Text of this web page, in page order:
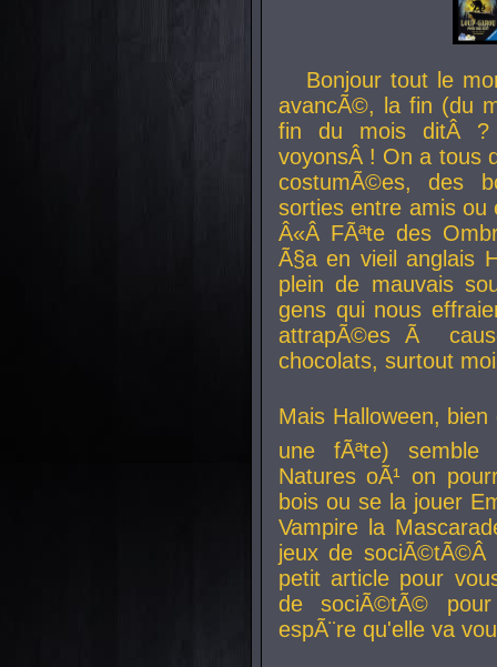
Bonjour tout le
avancÃ©, la fin (du
fin du mois ditÂ ?
voyonsÂ ! On a tous
costumÃ©es, des
sorties entre amis
Â«Â FÃªte des
Ã§a en vieil anglais
plein de mauvais
gens qui nous
attrapÃ©es Ã
chocolats, surtout
Mais Halloween, bien
une fÃªte) semble
Natures oÃ¹ on
bois ou se la jouer
Vampire la
jeux de
petit article pour
de sociÃ©tÃ©
espÃ¨re qu'elle va